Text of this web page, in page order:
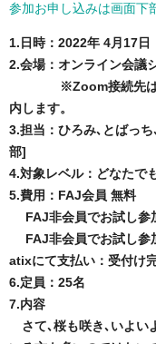
参加お申し込みは画面下
1.日時：2022年 4月17
2.会場：オンライン会議
※Zoom接続先は、申
内します。
3.担当：ひろみ､とばっ
部]
4.対象レベル：どなたで
5.費用：FAJ会員 無料
FAJ非会員でお試し参
FAJ非会員でお試し参
atixにて支払い：受付け
6.定員：25名
7.内容
さて､桜も咲き､いよい